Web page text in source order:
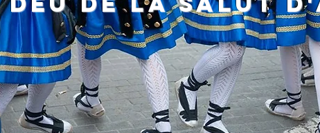
LA FESTA PROGRAMA OFICIAL